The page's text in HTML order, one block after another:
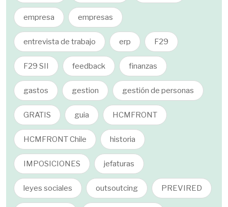
empresa empresas
entrevista de trabajo erp F29
F29 SII feedback finanzas
gastos gestion gestión de personas
GRATIS guia HCMFRONT
HCMFRONT Chile historia
IMPOSICIONES jefaturas
leyes sociales outsoutcing PREVIRED